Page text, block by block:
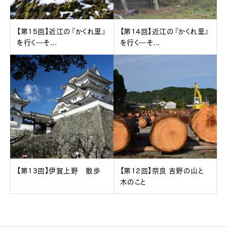
【第15回】近江の『かくれ里』
を行く―そ...
【第14回】近江の『かくれ里』
を行く―そ...
【第13回】伊賀上野 散歩
【第12回】奈良 吉野の山と
木のこと